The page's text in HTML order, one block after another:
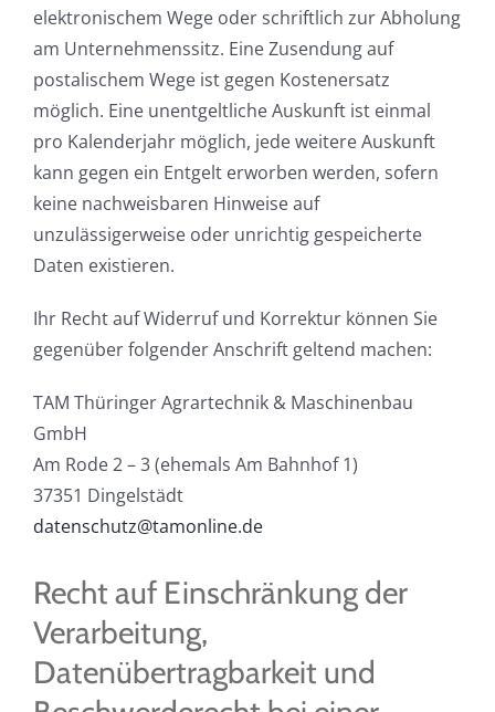
elektronischem Wege oder schriftlich zur Abholung
am Unternehmenssitz. Eine Zusendung auf
postalischem Wege ist gegen Kostenersatz
möglich. Eine unentgeltliche Auskunft ist einmal
pro Kalenderjahr möglich, jede weitere Auskunft
kann gegen ein Entgelt erworben werden, sofern
keine nachweisbaren Hinweise auf
unzulässigerweise oder unrichtig gespeicherte
Daten existieren.
Ihr Recht auf Widerruf und Korrektur können Sie
gegenüber folgender Anschrift geltend machen:
TAM Thüringer Agrartechnik & Maschinenbau
GmbH
Am Rode 2 – 3 (ehemals Am Bahnhof 1)
37351 Dingelstädt
datenschutz@tamonline.de
Recht auf Einschränkung der
Verarbeitung,
Datenübertragbarkeit und